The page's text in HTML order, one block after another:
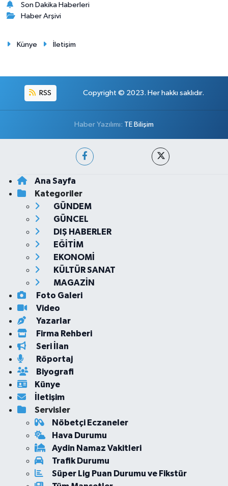
Son Dakika Haberleri
Haber Arşivi
Künye İletişim
RSS Copyright © 2023. Her hakkı saklıdır.
Haber Yazılımı: TE Bilişim
Ana Sayfa
Kategoriler
GÜNDEM
GÜNCEL
DIŞ HABERLER
EĞİTİM
EKONOMİ
KÜLTÜR SANAT
MAGAZİN
Foto Galeri
Video
Yazarlar
Firma Rehberi
Seri İlan
Röportaj
Biyografi
Künye
İletişim
Servisler
Nöbetçi Eczaneler
Hava Durumu
Aydin Namaz Vakitleri
Trafik Durumu
Süper Lig Puan Durumu ve Fikstür